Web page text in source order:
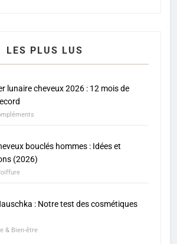
LES PLUS LUS
lunaire cheveux 2026 : 12 mois de
bouclés hommes : Idées et
(2026)
: Notre test des cosmétiques
& Bien-être